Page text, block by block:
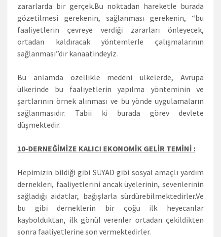
zararlarda bir gerçek.Bu noktadan hareketle burada
gözetilmesi gerekenin, sağlanması gerekenin, “bu
faaliyetlerin çevreye verdiği zararları önleyecek,
ortadan kaldıracak yöntemlerle çalışmalarının
sağlanması”dır kanaatindeyiz.
Bu anlamda özellikle medeni ülkelerde, Avrupa
ülkerinde bu faaliyetlerin yapılma yönteminin ve
şartlarının örnek alınması ve bu yönde uygulamaların
sağlanmasıdır. Tabii ki burada görev devlete
düşmektedir.
10-DERNEĞİMİZE KALICI EKONOMİK GELİR TEMİNİ :
Hepimizin bildiği gibi SÜYAD gibi sosyal amaçlı yardım
dernekleri, faaliyetlerini ancak üyelerinin, sevenlerinin
sağladığı aidatlar, bağışlarla sürdürebilmektedirler.Ve
bu gibi derneklerin bir çoğu ilk heyecanlar
kaybolduktan, ilk gönül verenler ortadan çekildikten
sonra faaliyetlerine son vermektedirler.